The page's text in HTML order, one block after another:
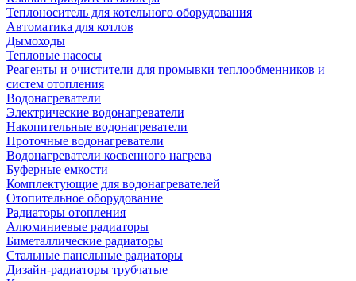
Теплоноситель для котельного оборудования
Автоматика для котлов
Дымоходы
Тепловые насосы
Реагенты и очистители для промывки теплообменников и
систем отопления
Водонагреватели
Электрические водонагреватели
Накопительные водонагреватели
Проточные водонагреватели
Водонагреватели косвенного нагрева
Буферные емкости
Комплектующие для водонагревателей
Отопительное оборудование
Радиаторы отопления
Алюминиевые радиаторы
Биметаллические радиаторы
Стальные панельные радиаторы
Дизайн-радиаторы трубчатые